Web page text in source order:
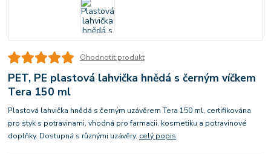
Ohodnotit produkt
PET, PE plastová lahvička hnědá s černým víčkem
Tera 150 ml
Plastová lahvička hnědá s černým uzávěrem Tera 150 ml, certifikována
pro styk s potravinami, vhodná pro farmacii, kosmetiku a potravinové
doplňky. Dostupná s různými uzávěry. celý popis